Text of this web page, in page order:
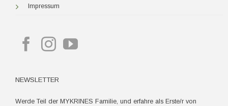
Impressum
NEWSLETTER
Werde Teil der MYKRINES Familie, und erfahre als Erste/r von